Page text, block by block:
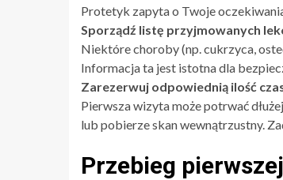
Protetyk zapyta o Twoje
Sporządź listę przyjmowanych
Niektóre choroby (np. cukrzyca,
Informacja ta jest istotna dla
Zarezerwuj odpowiednią ilość
Pierwsza wizyta może potrwać
lub pobierze skan wewnątrzustny.
Przebieg